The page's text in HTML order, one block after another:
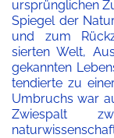
ursprünglichen
Spiegel der
und zum
sierten Welt,
gekannten
tendierte zu
Umbruchs war
Zwiespalt